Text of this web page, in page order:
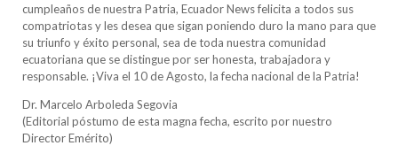
cumpleaños de nuestra Patria, Ecuador News felicita a todos sus
compatriotas y les desea que sigan poniendo duro la mano para que
su triunfo y éxito personal, sea de toda nuestra comunidad
ecuatoriana que se distingue por ser honesta, trabajadora y
responsable. ¡Viva el 10 de Agosto, la fecha nacional de la Patria!
Dr. Marcelo Arboleda Segovia
(Editorial póstumo de esta magna fecha, escrito por nuestro
Director Emérito)